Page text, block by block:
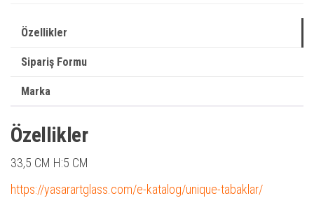
Özellikler
Sipariş Formu
Marka
Özellikler
33,5 CM H:5 CM
https://yasarartglass.com/e-katalog/unique-tabaklar/